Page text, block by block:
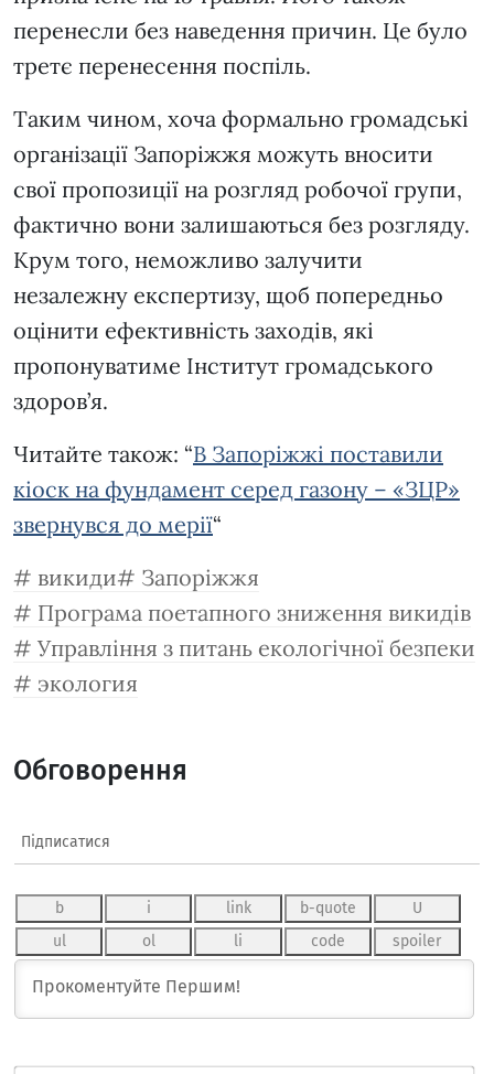
перенесли без наведення причин. Це було
третє перенесення поспіль.
Таким чином, хоча формально громадські
організації Запоріжжя можуть вносити
свої пропозиції на розгляд робочої групи,
фактично вони залишаються без розгляду.
Крум того, неможливо залучити
незалежну експертизу, щоб попередньо
оцінити ефективність заходів, які
пропонуватиме Інститут громадського
здоров’я.
Читайте також: “В Запоріжжі поставили
кіоск на фундамент серед газону – «ЗЦР»
звернувся до мерії“
викиди
Запоріжжя
Програма поетапного зниження викидів
Управління з питань екологічної безпеки
экология
Обговорення
Підписатися